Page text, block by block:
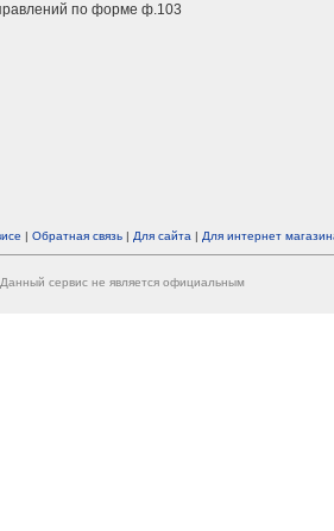
по форме ф.103
| Обратная связь | Для сайта | Для интернет
сервис не является официальным